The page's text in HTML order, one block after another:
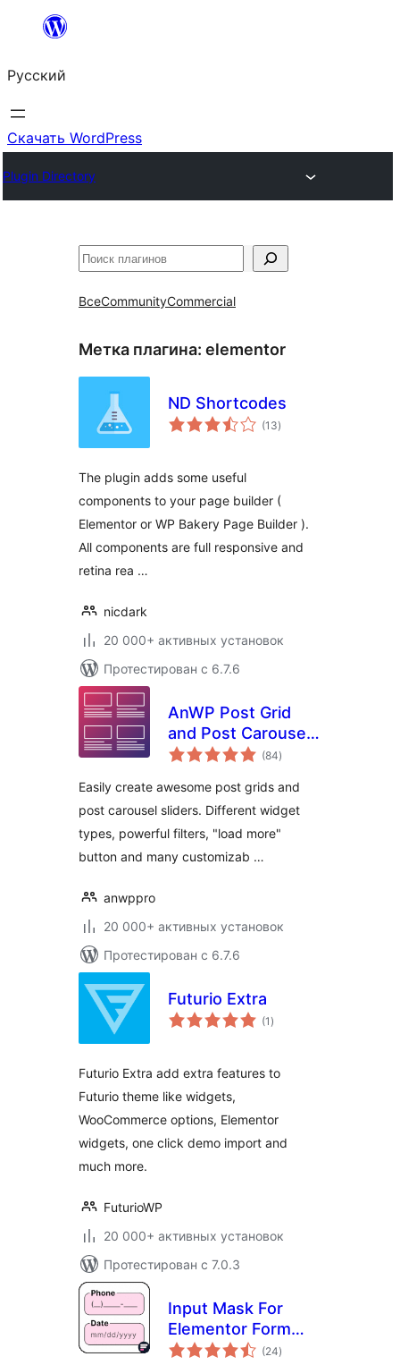
Перейти
содержимому
Русский
Скачать WordPress
Plugin Directory
Поиск
ВсеCommunityCommercial
Метка плагина: elementor
ND Shortcodes
(13общий
рейтинг
)
The plugin adds some useful
components to your page builder (
Elementor or WP Bakery Page Builder ).
All components are full responsive and
retina rea …
nicdark
20 000+ активных установок
Протестирован с 6.7.6
AnWP Post Grid
and Post Carousel
Slider for
(84общий
рейтинг
)
Easily create awesome post grids and
post carousel sliders. Different widget
types, powerful filters, "load more"
button and many customizab …
anwppro
20 000+ активных установок
Протестирован с 6.7.6
Futurio Extra
(1 общий
рейтинг
)
Futurio Extra add extra features to
Futurio theme like widgets,
WooCommerce options, Elementor
widgets, one click demo import and
much more.
FuturioWP
20 000+ активных установок
Протестирован с 7.0.3
Input Mask For
Elementor Form
Fields
(24общий
рейтинг
)